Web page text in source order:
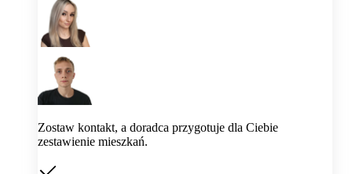
Zostaw kontakt, a doradca przygotuje dla Ciebie
zestawienie mieszkań.